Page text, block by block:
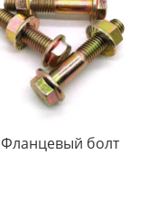
Фланцевый болт